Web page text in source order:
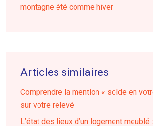
montagne été comme hiver
Articles similaires
Comprendre la mention « solde en
sur votre relevé
L’état des lieux d’un logement meublé